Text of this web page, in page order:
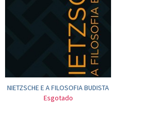
NIETZSCHE E A FILOSOFIA BUDISTA
Esgotado